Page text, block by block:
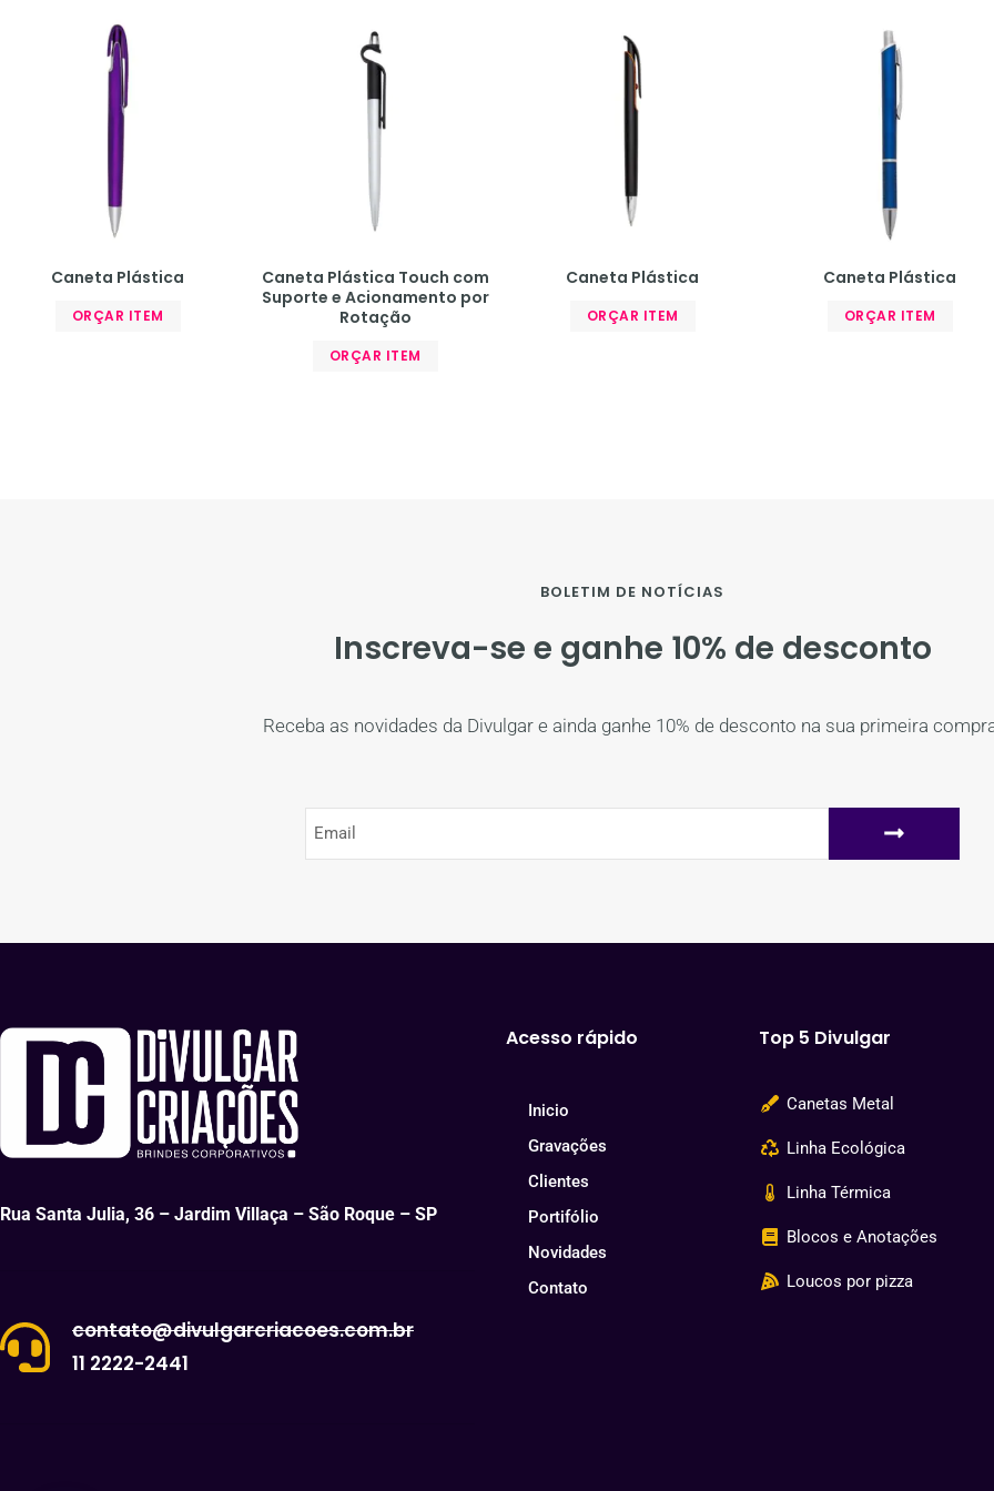
Caneta Plástica
ORÇAR ITEM
Caneta Plástica Touch com
Suporte e Acionamento por
Rotação
ORÇAR ITEM
Caneta Plástica
ORÇAR ITEM
Caneta Plástica
ORÇAR ITEM
BOLETIM DE NOTÍCIAS
Inscreva-se e ganhe 10% de desconto
Receba as novidades da Divulgar e ainda ganhe 10% de desconto na sua primeira
Rua Santa Julia, 36 – Jardim Villaça – São Roque – SP
contato@divulgarcriacoes.com.br
11 2222-2441
Acesso rápido
Inicio
Gravações
Clientes
Portifólio
Novidades
Contato
Top 5 Divulgar
Canetas Metal
Linha Ecológica
Linha Térmica
Blocos e Anotações
Loucos por pizza